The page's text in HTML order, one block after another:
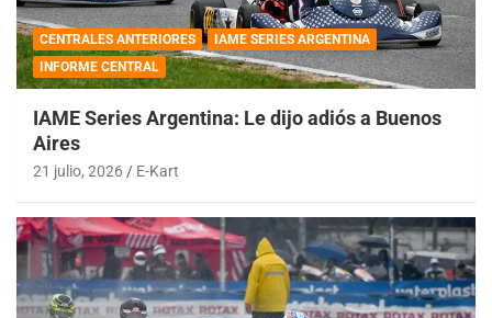
CENTRALES ANTERIORES
IAME SERIES ARGENTINA
INFORME CENTRAL
IAME Series Argentina: Le dijo adiós a Buenos
Aires
21 julio, 2026 E-Kart